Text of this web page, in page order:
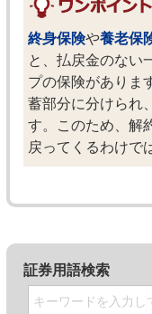
終身保険や養老保
と、払戻金のない
プの保険がありま
蓄部分に分けられ
す。このため、解
戻ってくるわけで
証券用語検索